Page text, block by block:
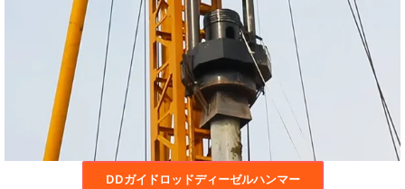
DDガイドロッドディーゼルハンマー